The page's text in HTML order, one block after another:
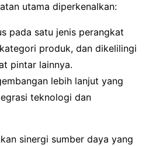
utama diperkenalkan:
pada satu jenis perangkat
produk, dan dikelilingi
pintar lainnya.
lebih lanjut yang
teknologi dan
sinergi sumber daya yang